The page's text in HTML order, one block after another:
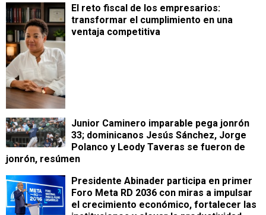
​El reto fiscal de los empresarios:
transformar el cumplimiento en una
ventaja competitiva
Junior Caminero imparable pega jonrón
33; dominicanos Jesús Sánchez, Jorge
Polanco y Leody Taveras se fueron de
jonrón, resúmen
Presidente Abinader participa en primer
Foro Meta RD 2036 con miras a impulsar
el crecimiento económico, fortalecer las